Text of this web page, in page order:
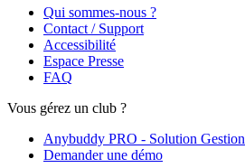
Qui sommes-nous ?
Contact / Support
Accessibilité
Espace Presse
FAQ
Vous gérez un club ?
Anybuddy PRO - Solution Gestion
Demander une démo